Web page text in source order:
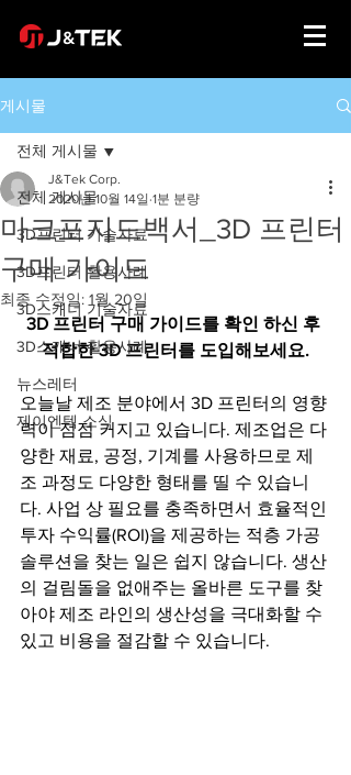
게시물
전체 게시물
3D프린터 기술자료
3D프린터 활용사례
3D스캐너 기술자료
3D스캐너 활용사례
뉴스레터
제이엔텍 소식
전체 게시물
마크포지드백서_3D 프린터
구매 가이드
J&Tek Corp.
2020년 10월 14일 1분 분량
최종 수정일: 1월 20일
3D 프린터 구매 가이드를 확인 하신 후
적합한 3D 프린터를 도입해보세요.
오늘날 제조 분야에서 3D 프린터의 영향
력이 점점 커지고 있습니다. 제조업은 다
양한 재료, 공정, 기계를 사용하므로 제
조 과정도 다양한 형태를 띨 수 있습니
다. 사업 상 필요를 충족하면서 효율적인
투자 수익률(ROI)을 제공하는 적층 가공
솔루션을 찾는 일은 쉽지 않습니다. 생산
의 걸림돌을 없애주는 올바른 도구를 찾
아야 제조 라인의 생산성을 극대화할 수
있고 비용을 절감할 수 있습니다.